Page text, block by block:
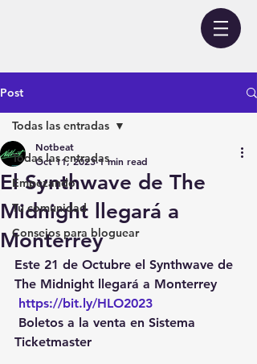
Post
Todas las entradas
Empezando
Tu comunidad
Consejos para bloguear
Todas las entradas
El Synthwave de The
Midnight llegará a
Monterrey
Notbeat
Oct 11, 2023 1 min read
Este 21 de Octubre el Synthwave de
The Midnight llegará a Monterrey
https://bit.ly/HLO2023
Ticketmaster